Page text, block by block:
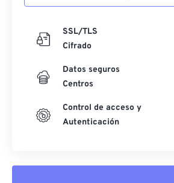
SSL/TLS
Cifrado
Datos seguros
Centros
Control de acceso y
Autenticación